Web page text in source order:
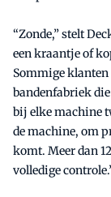
“Zonde,” stelt
een kraantje of
Sommige
bandenfabriek die
bij elke machine
de machine, om
komt. Meer dan
volledige